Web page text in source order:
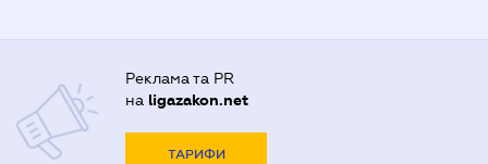
Реклама та PR
на ligazakon.net
ТАРИФИ